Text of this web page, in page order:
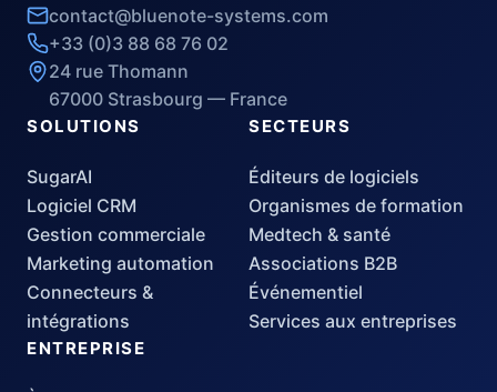
contact@bluenote-systems.com
+33 (0)3 88 68 76 02
24 rue Thomann
67000 Strasbourg — France
SOLUTIONS
SugarAI
Logiciel CRM
Gestion commerciale
Marketing automation
Connecteurs &
intégrations
SECTEURS
Éditeurs de logiciels
Organismes de formation
Medtech & santé
Associations B2B
Événementiel
Services aux entreprises
ENTREPRISE